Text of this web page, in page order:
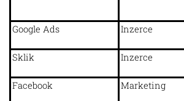
Google Ads Inzerce
Sklik Inzerce
Facebook Marketing